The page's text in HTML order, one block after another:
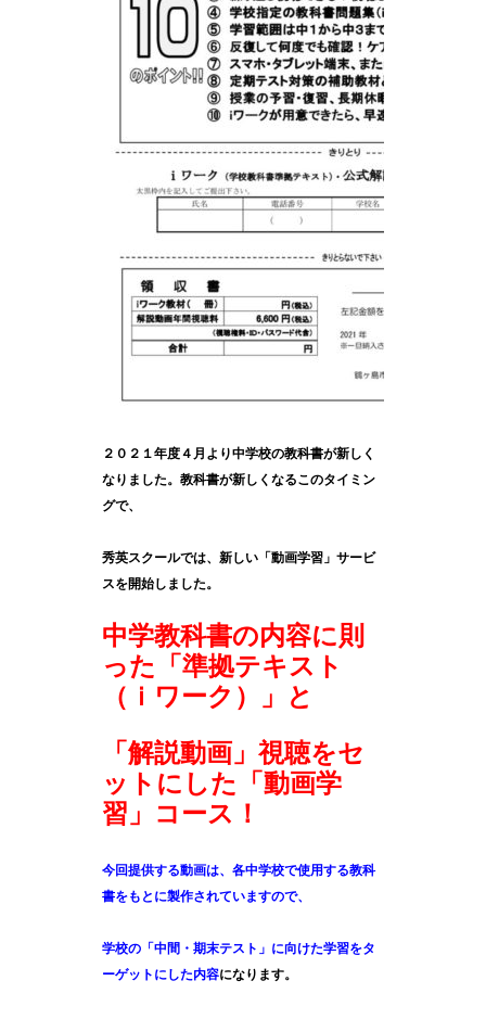
２０２１年度４月より中学校の教科書が新しく
なりました。教科書が新しくなるこのタイミン
グで、
秀英スクールでは、新しい「動画学習」サービ
スを開始しました。
中学教科書の内容に則
った「準拠テキスト
（ｉワーク）」と
「解説動画」視聴をセ
ットにした「動画学
習」コース！
今回提供する動画は、各中学校で使用する教科
書をもとに製作されていますので、
学校の「中間・期末テスト」に向けた学習をタ
ーゲットにした内容になります。